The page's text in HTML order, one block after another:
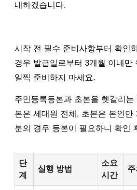
내하겠습니다.
시작 전 필수 준비사항부터 확인
경우 발급일로부터 3개월 이내만
일찍 준비하지 마세요.
주민등록등본과 초본을 헷갈리
본은 세대원 전체, 초본은 본인만
분의 경우 등본이 필요하니 확인
단
계
실행 방법
소요
시간